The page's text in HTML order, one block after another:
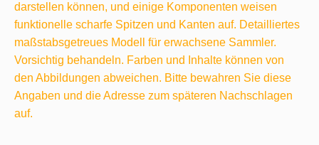
darstellen können, und einige Komponenten weisen
funktionelle scharfe Spitzen und Kanten auf. Detailliertes
maßstabsgetreues Modell für erwachsene Sammler.
Vorsichtig behandeln. Farben und Inhalte können von
den Abbildungen abweichen. Bitte bewahren Sie diese
Angaben und die Adresse zum späteren Nachschlagen
auf.